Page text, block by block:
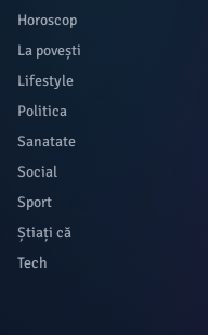
Horoscop
La povești
Lifestyle
Politica
Sanatate
Social
Sport
Știați că
Tech